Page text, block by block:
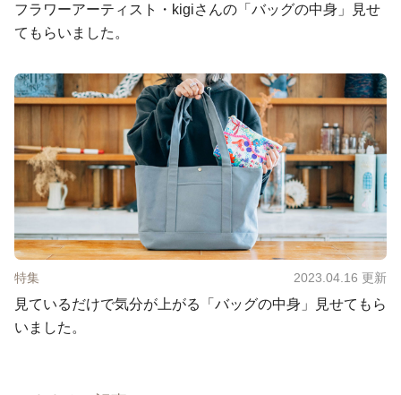
フラワーアーティスト・kigiさんの「バッグの中身」見せ
てもらいました。
特集 2023.04.16 更新
見ているだけで気分が上がる「バッグの中身」見せてもら
いました。